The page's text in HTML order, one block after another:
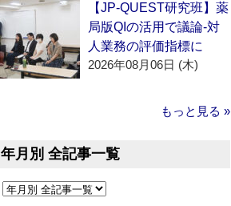
【JP-QUEST研究班】薬
局版QIの活用で議論‐対
人業務の評価指標に
2026年08月06日 (木)
もっと見る »
年月別 全記事一覧